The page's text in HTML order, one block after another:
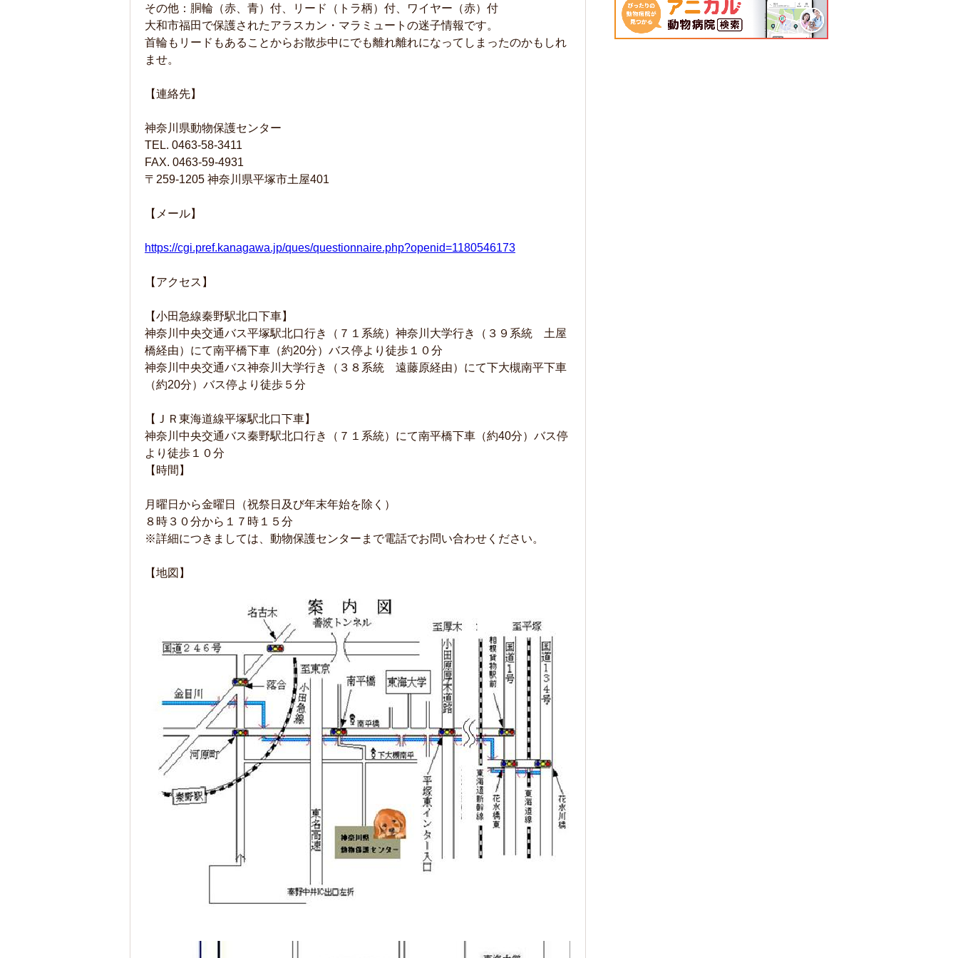
その他：胴輪（赤、青）付、リード（トラ柄）付、ワイヤー（赤）付
大和市福田で保護されたアラスカン・マラミュートの迷子情報です。
首輪もリードもあることからお散歩中にでも離れ離れになってしまったのかもしれ
ませ。
【連絡先】
神奈川県動物保護センター
TEL. 0463-58-3411
FAX. 0463-59-4931
〒259-1205 神奈川県平塚市土屋401
【メール】
https://cgi.pref.kanagawa.jp/ques/questionnaire.php?openid=1180546173
【アクセス】
【小田急線秦野駅北口下車】
神奈川中央交通バス平塚駅北口行き（７１系統）神奈川大学行き（３９系統 土屋
橋経由）にて南平橋下車（約20分）バス停より徒歩１０分
神奈川中央交通バス神奈川大学行き（３８系統 遠藤原経由）にて下大槻南平下車
（約20分）バス停より徒歩５分
【ＪＲ東海道線平塚駅北口下車】
神奈川中央交通バス秦野駅北口行き（７１系統）にて南平橋下車（約40分）バス停
より徒歩１０分
【時間】
月曜日から金曜日（祝祭日及び年末年始を除く）
８時３０分から１７時１５分
※詳細につきましては、動物保護センターまで電話でお問い合わせください。
【地図】